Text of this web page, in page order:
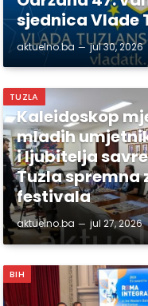
sjednica Vlade
aktuelno.ba jul 30, 2026
TUZLA
Kaleidoskop
mladih
i ljubitelja
Tuzla spremna
festivala
aktuelno.ba jul 27, 2026
BIH